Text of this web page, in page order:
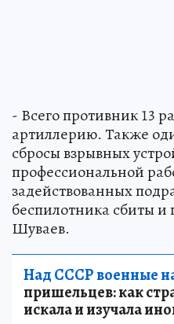
- Всего противник 13
артиллерию. Также
сбросы взрывных
профессиональной
задействованных
беспилотника сбиты
Шуваев.
Над СССР военные
пришельцев: как
искала и изучала